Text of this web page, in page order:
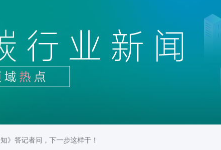
》答记者问，下一步这样干！